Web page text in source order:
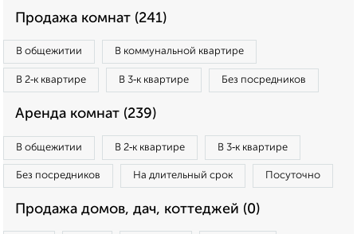
Продажа комнат (241)
В общежитии В коммунальной квартире
В 2‑к квартире В 3‑к квартире Без посредников
Аренда комнат (239)
В общежитии В 2‑к квартире В 3‑к квартире
Без посредников На длительный срок Посуточно
Продажа домов, дач, коттеджей (0)